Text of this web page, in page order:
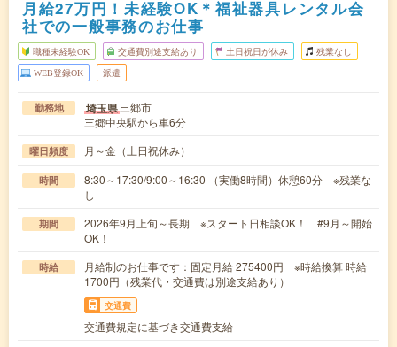
月給27万円！未経験OK＊福祉器具レンタル会
社での一般事務のお仕事
職種未経験OK 交通費別途支給あり 土日祝日が休み 残業なし
WEB登録OK 派遣
勤務地 埼玉県三郷市
三郷中央駅から車6分
曜日頻度 月～金（土日祝休み）
時間
8:30～17:30/9:00～16:30 （実働8時間）休憩60分 ※残業な
し
期間
2026年9月上旬～長期 ※スタート日相談OK！ #9月～開始
OK！
時給
月給制のお仕事です：固定月給 275400円 ※時給換算 時給
1700円（残業代・交通費は別途支給あり）
交通費
交通費規定に基づき交通費支給